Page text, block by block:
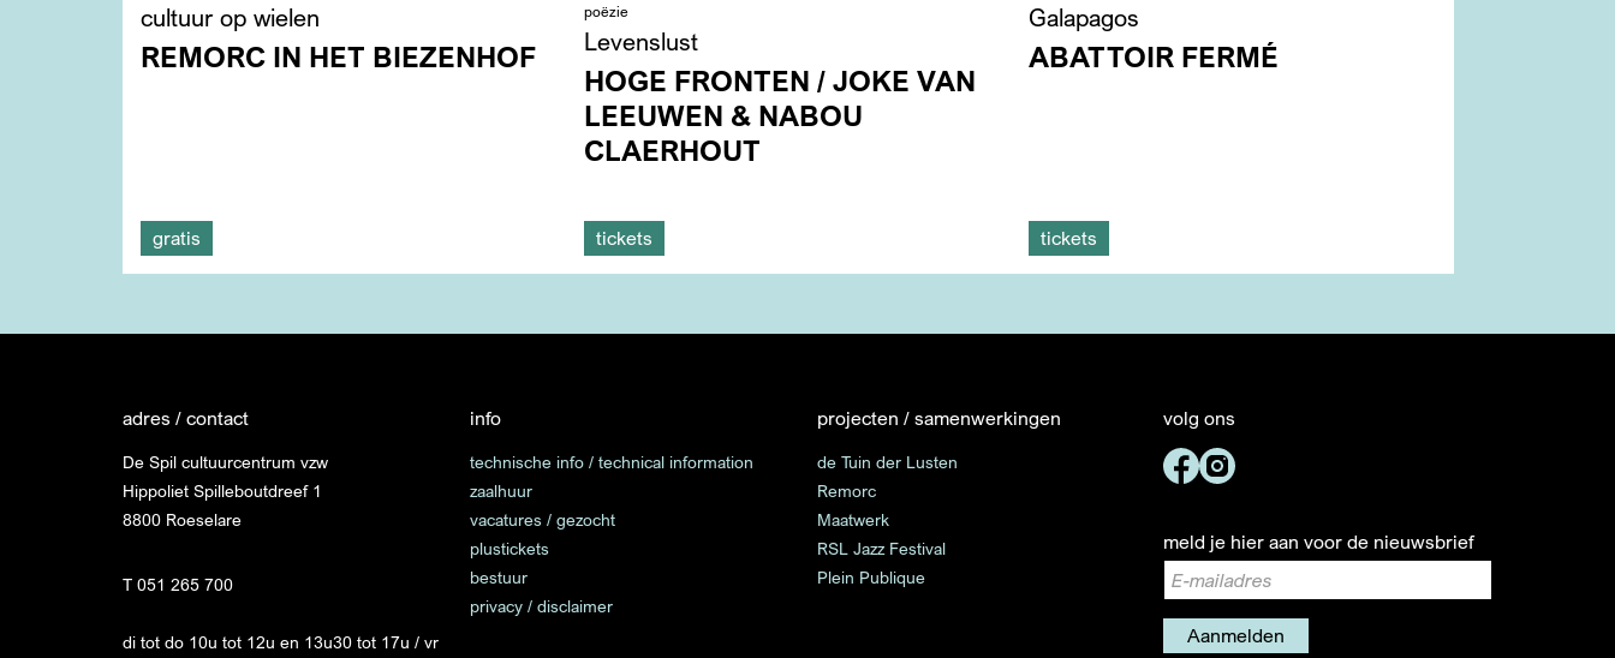
cultuur op wielen
REMORC IN HET BIEZENHOF
gratis
Levenslust
HOGE FRONTEN / JOKE VAN
LEEUWEN & NABOU
CLAERHOUT
poëzie
tickets
Galapagos
ABATTOIR FERMÉ
tickets
adres / contact
De Spil cultuurcentrum vzw
Hippoliet Spilleboutdreef 1
8800 Roeselare
T 051 265 700
di tot do 10u tot 12u en 13u30 tot 17u / vr
info
technische info / technical information
zaalhuur
vacatures / gezocht
plustickets
bestuur
privacy / disclaimer
projecten / samenwerkingen
de Tuin der Lusten
Remorc
Maatwerk
RSL Jazz Festival
Plein Publique
volg ons
meld je hier aan voor de nieuwsbrief
Aanmelden